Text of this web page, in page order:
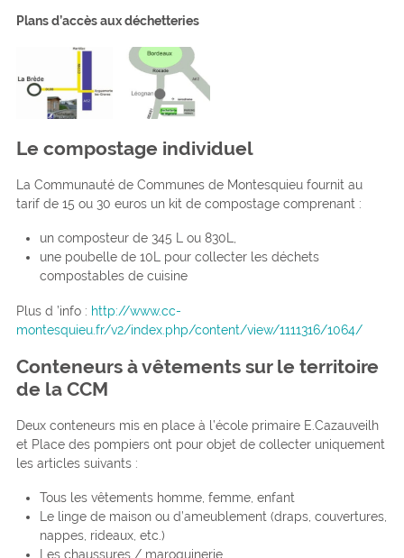
Plans d’accès aux déchetteries
Le compostage individuel
La Communauté de Communes de Montesquieu fournit au
tarif de 15 ou 30 euros un kit de compostage comprenant :
un composteur de 345 L ou 830L,
une poubelle de 10L pour collecter les déchets
compostables de cuisine
Plus d ’info : http://www.cc-
montesquieu.fr/v2/index.php/content/view/1111316/1064/
Conteneurs à vêtements sur le territoire
de la CCM
Deux conteneurs mis en place à l’école primaire E.Cazauveilh
et Place des pompiers ont pour objet de collecter uniquement
les articles suivants :
Tous les vêtements homme, femme, enfant
Le linge de maison ou d’ameublement (draps, couvertures,
nappes, rideaux, etc.)
Les chaussures / maroquinerie.